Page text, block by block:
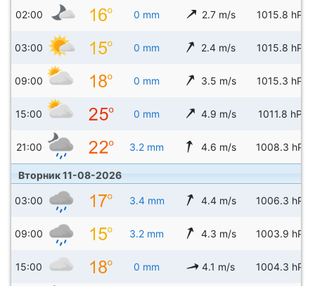
02:00 0 mm 2.7 m/s 1015.8 hPa
03:00 0 mm 2.4 m/s 1015.8 hPa
09:00 0 mm 3.5 m/s 1015.3 hPa
15:00 0 mm 4.9 m/s 1011.8 hPa
21:00 3.2 mm 4.6 m/s 1008.3 hPa
Вторник 11-08-2026
03:00 3.4 mm 4.4 m/s 1006.3 hPa
09:00 3.2 mm 4.3 m/s 1003.9 hPa
15:00 0 mm 4.1 m/s 1004.3 hPa